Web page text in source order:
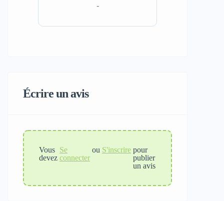
-
Écrire un avis
Vous
devez
Se
connecter
ou S'inscrire pour
publier
un avis